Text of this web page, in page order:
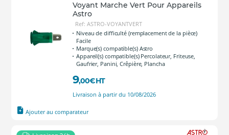
Voyant Marche Vert Pour Appareils
Astro
Ref: ASTRO-VOYANTVERT
Niveau de difficulté (remplacement de la pièce)
Facile
Marque(s) compatible(s) Astro
Appareil(s) compatible(s) Percolateur, Friteuse,
Gaufrier, Panini, Crêpière, Plancha
9,00€HT
Livraison à partir du 10/08/2026
Ajouter au comparateur